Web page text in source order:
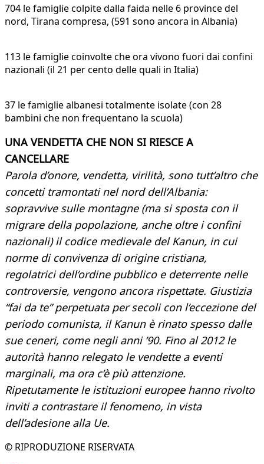
704 le famiglie colpite dalla faida nelle 6 province del
nord, Tirana compresa, (591 sono ancora in Albania)
113 le famiglie coinvolte che ora vivono fuori dai confini
nazionali (il 21 per cento delle quali in Italia)
37 le famiglie albanesi totalmente isolate (con 28
bambini che non frequentano la scuola)
UNA VENDETTA CHE NON SI RIESCE A
CANCELLARE
Parola d’onore, vendetta, virilità, sono tutt’altro che
concetti tramontati nel nord dell’Albania:
sopravvive sulle montagne (ma si sposta con il
migrare della popolazione, anche oltre i confini
nazionali) il codice medievale del Kanun, in cui
norme di convivenza di origine cristiana,
regolatrici dell’ordine pubblico e deterrente nelle
controversie, vengono ancora rispettate. Giustizia
“fai da te” perpetuata per secoli con l’eccezione del
periodo comunista, il Kanun è rinato spesso dalle
sue ceneri, come negli anni ’90. Fino al 2012 le
autorità hanno relegato le vendette a eventi
marginali, ma ora c’è più attenzione.
Ripetutamente le istituzioni europee hanno rivolto
inviti a contrastare il fenomeno, in vista
dell’adesione alla Ue.
© RIPRODUZIONE RISERVATA